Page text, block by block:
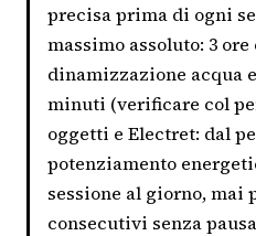
precisa prima di ogni
massimo assoluto: 3
dinamizzazione acqua
minuti (verificare col
oggetti e Electret: dal
potenziamento
sessione al giorno, mai
consecutivi senza